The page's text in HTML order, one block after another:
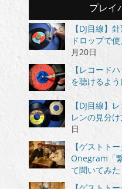
プレイ
【DJ目線】
ドロップで
月20日
【レコード
を聴けるよ
【DJ目線】
レンの見分
日
【ゲストト
Onegram「
て聞いてみ